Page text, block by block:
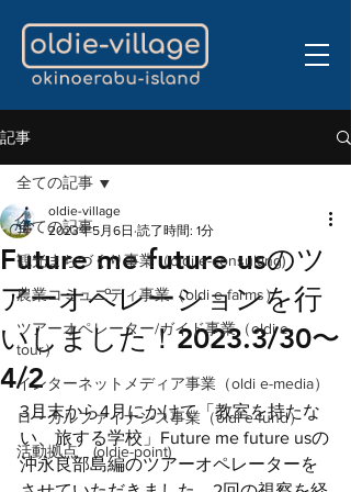
記事
全ての記事
観光まちづくり事業（oldi e-consulting)
農業コミュニティ事業（oldi e-farms）
ツアーオペレーター/ガイド事業（oldi e-
tour）
インターネットメディア事業（oldi e-media）
ローカルファイナンス事業（oldi e-fund）
活動拠点 (oldie-point)
全ての記事
Future me future usのツ
アーオペレーションを行
いしました！2023.3/30〜
4/2
oldie-village
2023年5月6日 読了時間: 1分
3月末から4月にかけて「教室を持たな
い、旅する学校」Future me future usの
沖永良部島編のツアーオペレーターを